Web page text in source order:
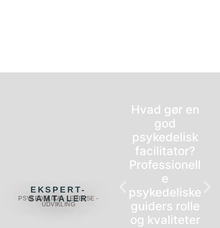
EKSPERT-
SAMTALER
PSYKEDELIKA - LEDELSE -
UDVIKLING
Hvad gør en
god
psykedelisk
facilitator?
Professionell
e
psykedeliske
guiders rolle
og kvaliteter